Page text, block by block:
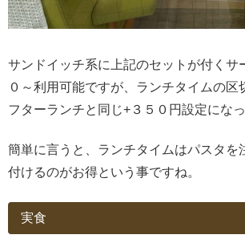
サンドイッチ系に上記のセットが付くサ
０～利用可能ですが、ランチタイムの区
フターランチと同じ+３５０円設定になっ
簡単に言うと、ランチタイムはパスタを
付けるのがお得という事ですね。
実食